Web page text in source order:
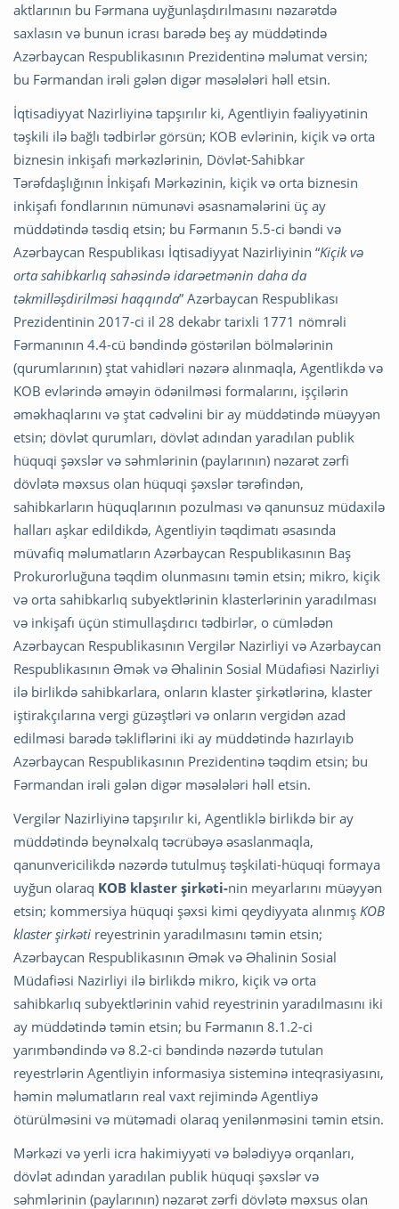
aktlarının bu Fərmana uyğunlaşdırılmasını nəzarətdə
saxlasın və bunun icrası barədə beş ay müddətində
Azərbaycan Respublikasının Prezidentinə məlumat versin;
bu Fərmandan irəli gələn digər məsələləri həll etsin.
İqtisadiyyat Nazirliyinə tapşırılır ki, Agentliyin fəaliyyətinin
təşkili ilə bağlı tədbirlər görsün; KOB evlərinin, kiçik və orta
biznesin inkişafı mərkəzlərinin, Dövlət-Sahibkar
Tərəfdaşlığının İnkişafı Mərkəzinin, kiçik və orta biznesin
inkişafı fondlarının nümunəvi əsasnamələrini üç ay
müddətində təsdiq etsin; bu Fərmanın 5.5-ci bəndi və
Azərbaycan Respublikası İqtisadiyyat Nazirliyinin “Kiçik və
orta sahibkarlıq sahəsində idarəetmənin daha da
təkmilləşdirilməsi haqqında” Azərbaycan Respublikası
Prezidentinin 2017-ci il 28 dekabr tarixli 1771 nömrəli
Fərmanının 4.4-cü bəndində göstərilən bölmələrinin
(qurumlarının) ştat vahidləri nəzərə alınmaqla, Agentlikdə və
KOB evlərində əməyin ödənilməsi formalarını, işçilərin
əməkhaqlarını və ştat cədvəlini bir ay müddətində müəyyən
etsin; dövlət qurumları, dövlət adından yaradılan publik
hüquqi şəxslər və səhmlərinin (paylarının) nəzarət zərfi
dövlətə məxsus olan hüquqi şəxslər tərəfindən,
sahibkarların hüquqlarının pozulması və qanunsuz müdaxilə
halları aşkar edildikdə, Agentliyin təqdimatı əsasında
müvafiq məlumatların Azərbaycan Respublikasının Baş
Prokurorluğuna təqdim olunmasını təmin etsin; mikro, kiçik
və orta sahibkarlıq subyektlərinin klasterlərinin yaradılması
və inkişafı üçün stimullaşdırıcı tədbirlər, o cümlədən
Azərbaycan Respublikasının Vergilər Nazirliyi və Azərbaycan
Respublikasının Əmək və Əhalinin Sosial Müdafiəsi Nazirliyi
ilə birlikdə sahibkarlara, onların klaster şirkətlərinə, klaster
iştirakçılarına vergi güzəştləri və onların vergidən azad
edilməsi barədə təkliflərini iki ay müddətində hazırlayıb
Azərbaycan Respublikasının Prezidentinə təqdim etsin; bu
Fərmandan irəli gələn digər məsələləri həll etsin.
Vergilər Nazirliyinə tapşırılır ki, Agentliklə birlikdə bir ay
müddətində beynəlxalq təcrübəyə əsaslanmaqla,
qanunvericilikdə nəzərdə tutulmuş təşkilati-hüquqi formaya
uyğun olaraq KOB klaster şirkəti-nin meyarlarını müəyyən
etsin; kommersiya hüquqi şəxsi kimi qeydiyyata alınmış KOB
klaster şirkəti reyestrinin yaradılmasını təmin etsin;
Azərbaycan Respublikasının Əmək və Əhalinin Sosial
Müdafiəsi Nazirliyi ilə birlikdə mikro, kiçik və orta
sahibkarlıq subyektlərinin vahid reyestrinin yaradılmasını iki
ay müddətində təmin etsin; bu Fərmanın 8.1.2-ci
yarımbəndində və 8.2-ci bəndində nəzərdə tutulan
reyestrlərin Agentliyin informasiya sisteminə inteqrasiyasını,
həmin məlumatların real vaxt rejimində Agentliyə
ötürülməsini və mütəmadi olaraq yenilənməsini təmin etsin.
Mərkəzi və yerli icra hakimiyyəti və bələdiyyə orqanları,
dövlət adından yaradılan publik hüquqi şəxslər və
səhmlərinin (paylarının) nəzarət zərfi dövlətə məxsus olan